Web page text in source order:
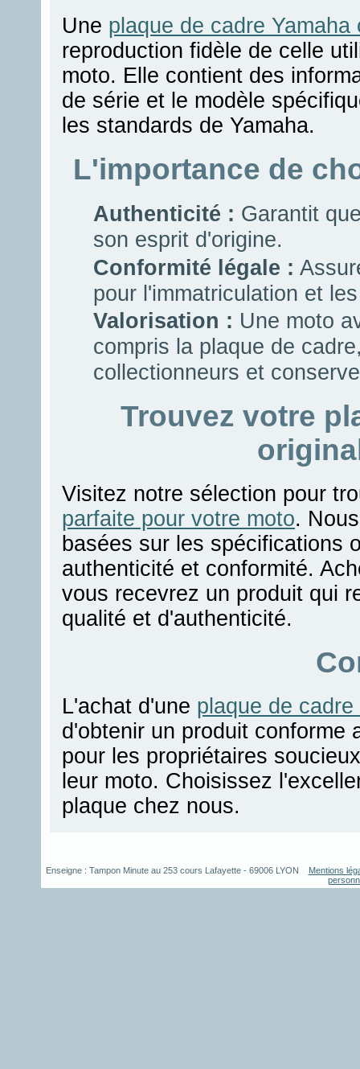
Une plaque de cadre
reproduction fidèle de celle
moto. Elle contient des
de série et le modèle
les standards de Yamaha.
L'importance de
Authenticité : Garantit
son esprit d'origine.
Conformité légale :
pour l'immatriculation et
Valorisation : Une moto
compris la plaque de
collectionneurs et
Trouvez votre
Visitez notre sélection pour
parfaite pour votre moto.
basées sur les spécifications
authenticité et conformité.
vous recevrez un produit qui
qualité et d'authenticité.
L'achat d'une plaque de cadre
d'obtenir un produit conforme
pour les propriétaires
leur moto. Choisissez
plaque chez nous.
Enseigne : Tampon Minuteau 253 cours Lafayette- 69006 LYON
Mentions